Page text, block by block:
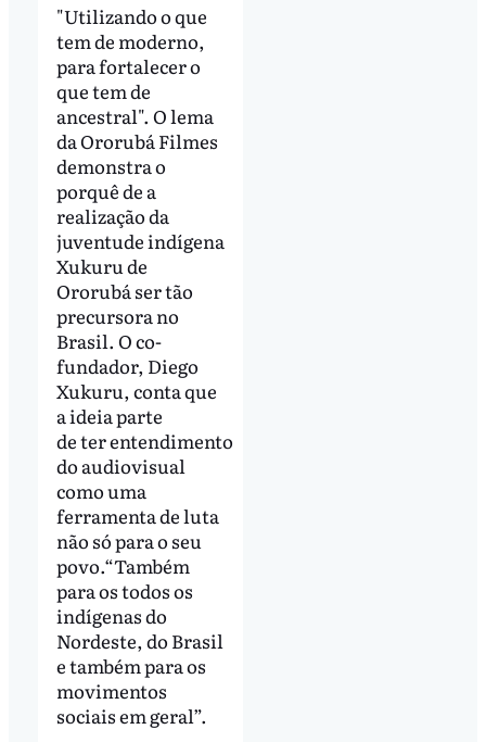
"Utilizando o que
tem de moderno,
para fortalecer o
que tem de
ancestral". O lema
da Ororubá Filmes
demonstra o
porquê de a
realização da
juventude indígena
Xukuru de
Ororubá ser tão
precursora no
Brasil. O co-
fundador, Diego
Xukuru, conta que
a ideia parte
de ter entendimento
do audiovisual
como uma
ferramenta de luta
não só para o seu
povo.“Também
para os todos os
indígenas do
Nordeste, do Brasil
e também para os
movimentos
sociais em geral”.